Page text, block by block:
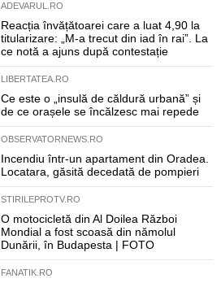
ADEVARUL.RO
Reacția învățătoarei care a luat 4,90 la
titularizare: „M-a trecut din iad în rai”. La
ce notă a ajuns după contestație
LIBERTATEA.RO
Ce este o „insulă de căldură urbană” și
de ce orașele se încălzesc mai repede
OBSERVATORNEWS.RO
Incendiu într-un apartament din Oradea.
Locatara, găsită decedată de pompieri
STIRILEPROTV.RO
O motocicletă din Al Doilea Război
Mondial a fost scoasă din nămolul
Dunării, în Budapesta | FOTO
FANATIK.RO